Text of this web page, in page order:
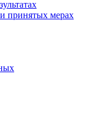
принятых мерах